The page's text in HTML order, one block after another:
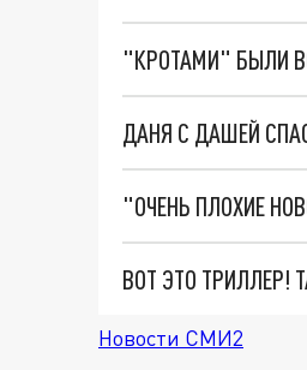
"КРОТАМИ" БЫЛИ
ДАНЯ С ДАШЕЙ
ВОТ ЭТО ТРИЛЛЕР!
Новости СМИ2